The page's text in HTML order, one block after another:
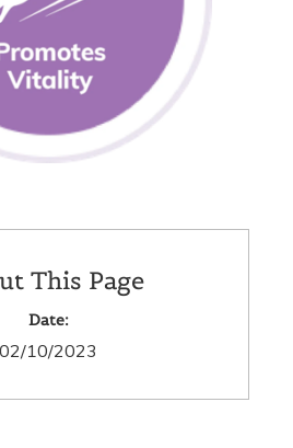
This Page
Date:
02/10/2023